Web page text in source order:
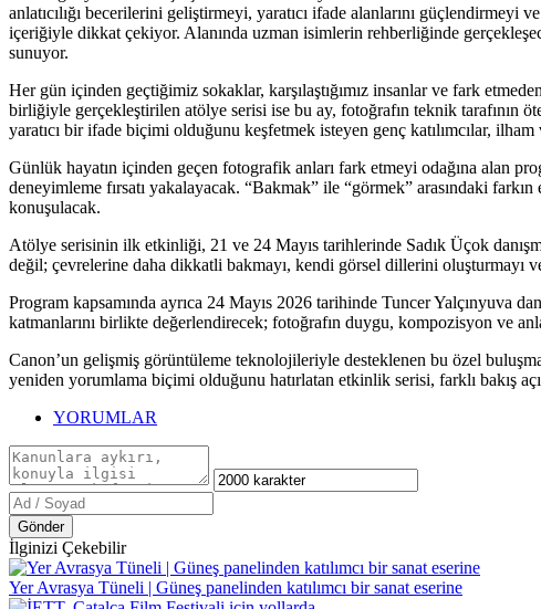
anlatıcılığı becerilerini geliştirmeyi, yaratıcı ifade alanlarını
içeriğiyle dikkat çekiyor. Alanında uzman isimlerin rehberliğinde
sunuyor.
Her gün içinden geçtiğimiz sokaklar, karşılaştığımız insanlar ve fark
birliğiyle gerçekleştirilen atölye serisi ise bu ay, fotoğrafın teknik tarafının
yaratıcı bir ifade biçimi olduğunu keşfetmek isteyen genç katılımcılar,
Günlük hayatın içinden geçen fotografik anları fark etmeyi odağına alan
deneyimleme fırsatı yakalayacak. “Bakmak” ile “görmek” arasındaki
konuşulacak.
Atölye serisinin ilk etkinliği, 21 ve 24 Mayıs tarihlerinde Sadık Üçok
değil; çevrelerine daha dikkatli bakmayı, kendi görsel dillerini oluşturmayı
Program kapsamında ayrıca 24 Mayıs 2026 tarihinde Tuncer Yalçınyuva
katmanlarını birlikte değerlendirecek; fotoğrafın duygu, kompozisyon ve
Canon’un gelişmiş görüntüleme teknolojileriyle desteklenen bu özel
yeniden yorumlama biçimi olduğunu hatırlatan etkinlik serisi, farklı bakış
YORUMLAR
Gönder
İlginizi Çekebilir
Yer Avrasya Tüneli | Güneş panelinden katılımcı bir sanat eserine